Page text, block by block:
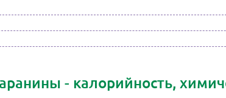
- калорийность,